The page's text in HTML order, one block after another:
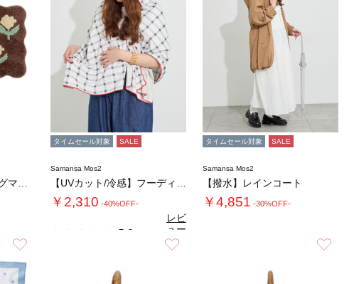
タイムセール対象 SALE
Samansa Mos2
￥2,310 -40%OFF-
5.0
レビ
ュー
を見
る
タイムセール対象 SALE
Samansa Mos2
【撥水】レインコート
￥4,851 -30%OFF-